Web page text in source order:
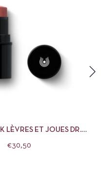
ET JOUES DR.
€30,50